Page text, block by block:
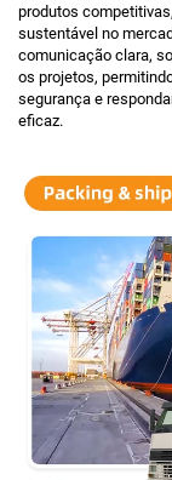
produtos
sustentável no
comunicação clara,
os projetos,
segurança e
eficaz.